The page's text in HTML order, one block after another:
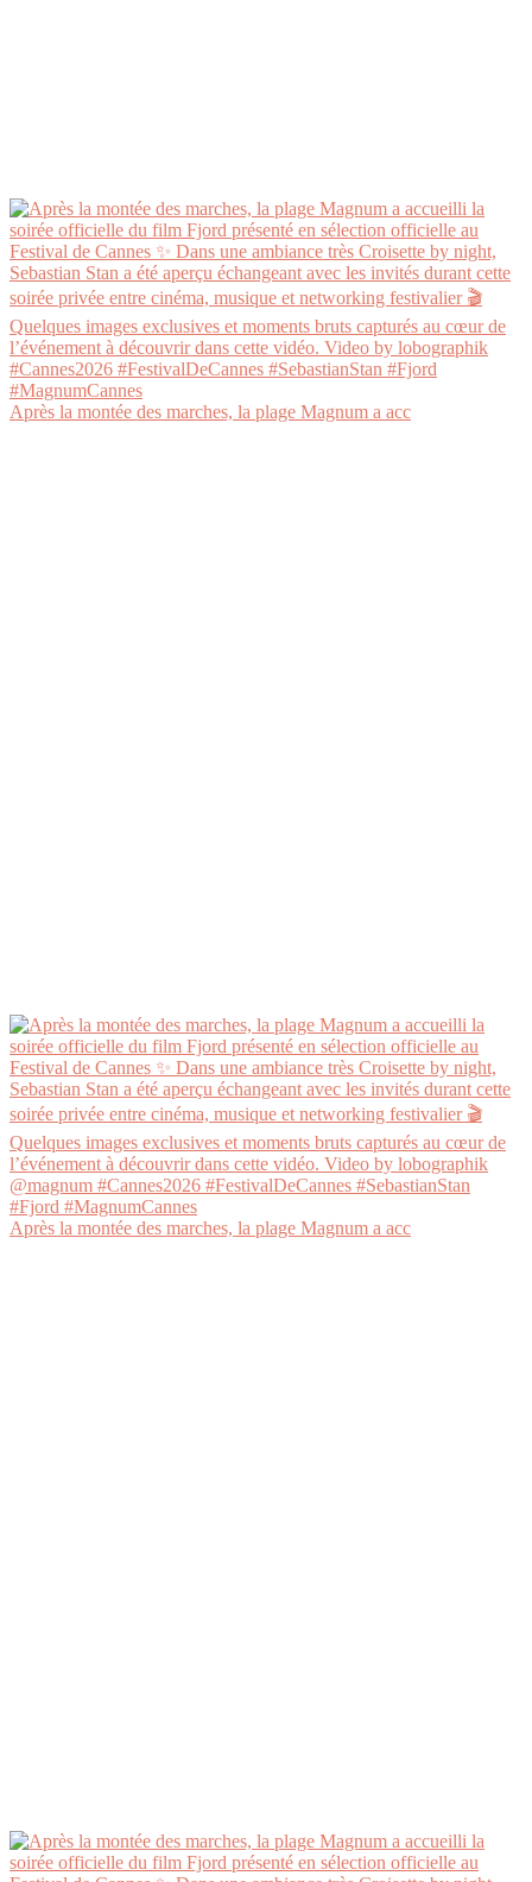
Après la montée des marches, la plage Magnum a acc
Après la montée des marches, la plage Magnum a acc